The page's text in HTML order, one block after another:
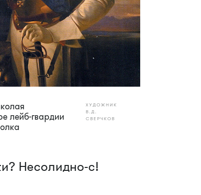
лейб-гвардии
ХУДОЖНИК
В.Д.
СВЕРЧКОВ
Несолидно-с!